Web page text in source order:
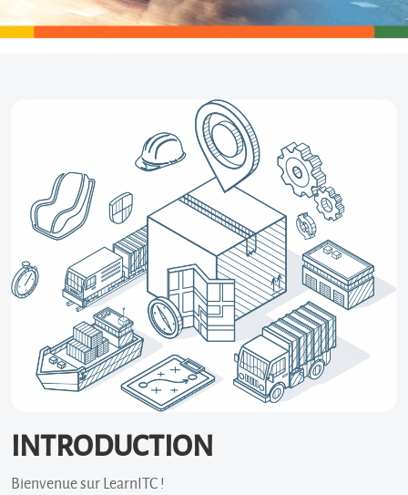
INTRODUCTION
Bienvenue sur LearnITC !